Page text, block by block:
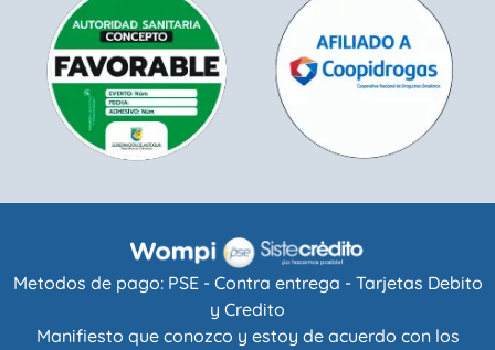
Metodos de pago: PSE - Contra entrega - Tarjetas Debito
y Credito
Manifiesto que conozco y estoy de acuerdo con los